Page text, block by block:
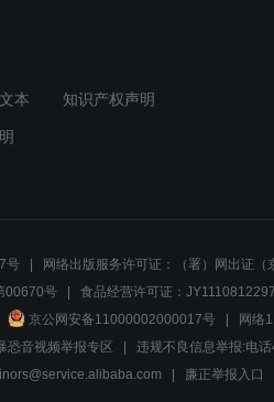
本 知识产权声明
号
网络出版服务许可证：（署）网出证（
00670号
食品经营许可证：
京公网安备11000002000017号
网络
恐音视频举报专区
违规不良信息举报:电
廉正举报入口